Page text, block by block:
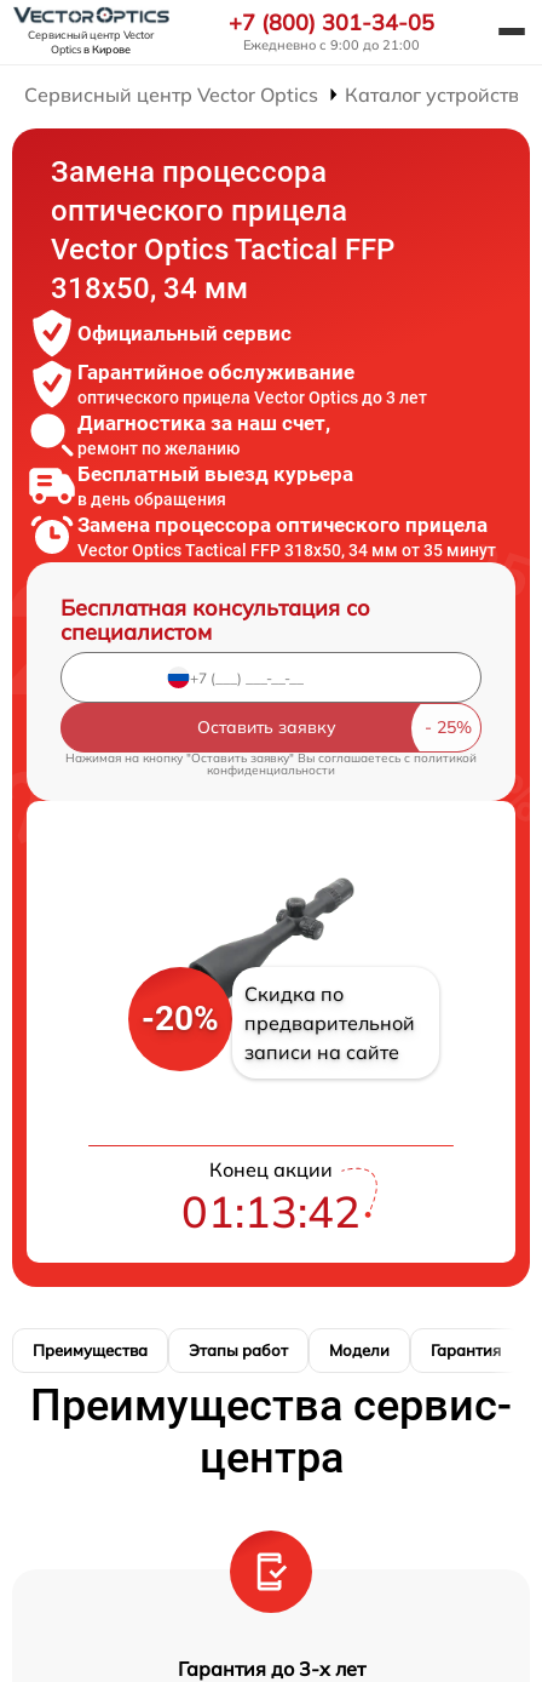
Сервисный центр Vector
Opticsв Кирове
+7 (800) 301-34-05
Ежедневно с 9:00 до 21:00
Сервисный центр Vector Optics Каталог устройств
Замена процессора
оптического прицела
Vector Optics Tactical FFP
318x50, 34 мм
Официальный сервис
Гарантийное обслуживание
оптического прицела Vector Optics до 3 лет
Диагностика за наш счет,
ремонт по желанию
Бесплатный выезд курьера
в день обращения
Замена процессора оптического прицела
Vector Optics Tactical FFP 318x50, 34 мм от 35 минут
Бесплатная консультация со
специалистом
Оставить заявку
Нажимая на кнопку "Оставить заявку" Вы соглашаетесь c политикой
конфиденциальности
-20%
Скидка по
предварительной
записи на сайте
Конец акции
01:13:41
Преимущества Этапы работ Модели Гарантия
Преимущества сервис-
центра
Гарантия до 3-х лет